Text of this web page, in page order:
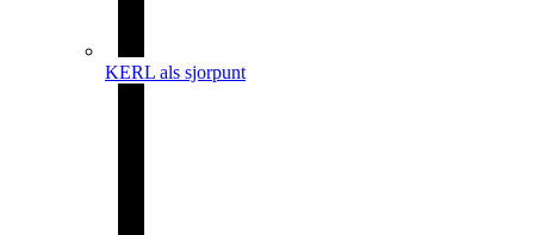
KERL als sjorpunt